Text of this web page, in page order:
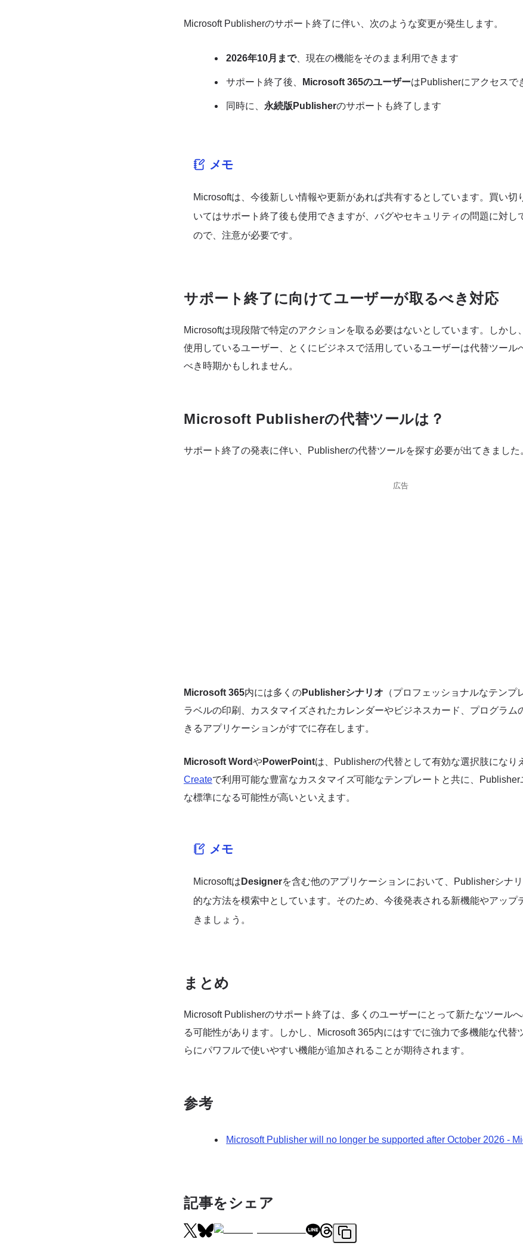
Microsoft Publisherのサポート終了に伴い、次のような変更が発生します。
2026年10月まで、現在の機能をそのまま利用できます
サポート終了後、 Microsoft 365のユーザーはPublisherにアクセスで
同時に、 永続版Publisherのサポートも終了します
メモ
Microsoftは、今後新しい情報や更新があれば共有するとしています。買い切
いてはサポート終了後も使用できますが、バグやセキュリティの問題に対し
ので、注意が必要です。
サポート終了に向けてユーザーが取るべき対応
Microsoftは現段階で特定のアクションを取る必要はないとしています。しかし
使用しているユーザー、とくにビジネスで活用しているユーザーは代替ツール
べき時期かもしれません。
Microsoft Publisherの代替ツールは？
サポート終了の発表に伴い、Publisherの代替ツールを探す必要が出てきました
広告
Microsoft 365内には多くのPublisherシナリオ （プロフェッショナルなテンプ
ラベルの印刷、カスタマイズされたカレンダーやビジネスカード、プログラム
きるアプリケーションがすでに存在します。
Microsoft WordやPowerPointは、Publisherの代替として有効な選択肢になり
Createで利用可能な豊富なカスタマイズ可能なテンプレートと共に、Publisher
な標準になる可能性が高いといえます。
メモ
Microsoftは Designerを含む他のアプリケーションにおいて、Publisherシナ
的な方法を模索中としています。そのため、今後発表される新機能やアップ
きましょう。
まとめ
Microsoft Publisherのサポート終了は、多くのユーザーにとって新たなツール
る可能性があります。しかし、Microsoft 365内にはすでに強力で多機能な代替
らにパワフルで使いやすい機能が追加されることが期待されます。
参考
Microsoft Publisher will no longer be supported after October 2026 -
記事をシェア